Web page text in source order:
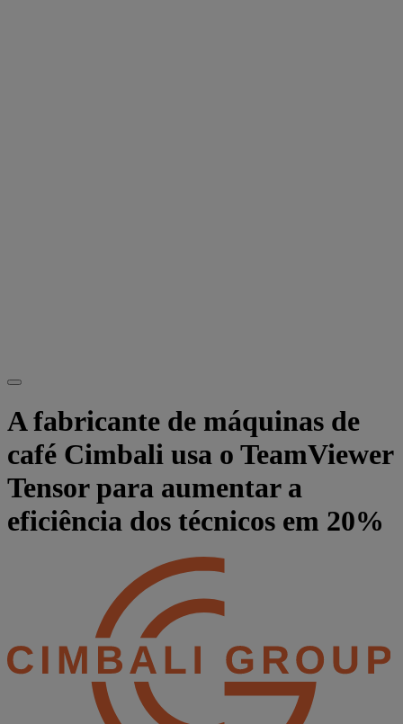
A fabricante de máquinas de
café Cimbali usa o TeamViewer
Tensor para aumentar a
eficiência dos técnicos em 20%